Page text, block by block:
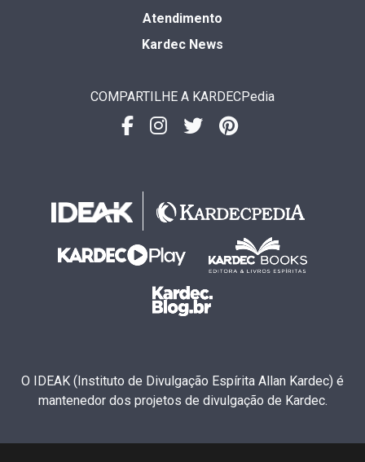
Atendimento
Kardec News
COMPARTILHE A KARDECPedia
O IDEAK (Instituto de Divulgação Espírita Allan Kardec) é
mantenedor dos projetos de divulgação de Kardec.